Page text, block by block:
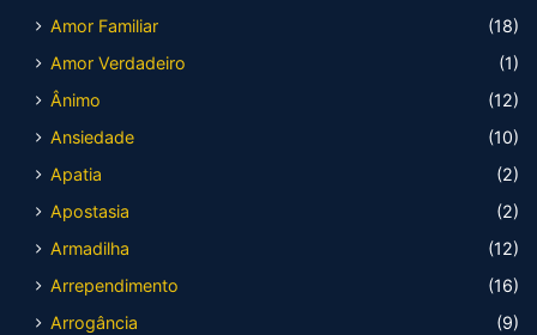
Amor Familiar
(18)
Amor Verdadeiro
(1)
Ânimo
(12)
Ansiedade
(10)
Apatia
(2)
Apostasia
(2)
Armadilha
(12)
Arrependimento
(16)
Arrogância
(9)